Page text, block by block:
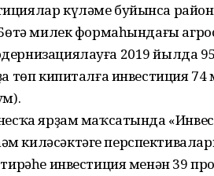
күләме буйынса
Бөтә милек формаһындағы
2019 йылда
төп кипиталға инвестиция
ярҙам маҡсатында
киләсәктәге
инвестиция менән 39